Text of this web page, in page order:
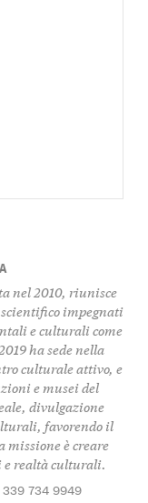
nel 2010, riunisce
impegnati
e culturali come
ha sede nella
culturale attivo, e
e musei del
divulgazione
favorendo il
missione è creare
realtà culturali.
734 9949